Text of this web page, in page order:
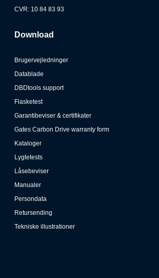
CVR: 10 84 83 93
Download
Brugervejledninger
Datablade
DBDtools support
Flasketest
Garantibeviser & certifikater
Gates Carbon Drive warranty form
Kataloger
Lygtetests
Låsebeviser
Manualer
Persondata
Retursending
Tekniske illustrationer